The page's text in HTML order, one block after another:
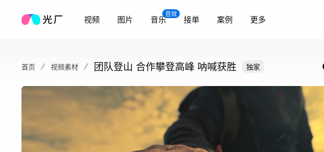
视频 图片
音效
音乐 接单 案例 更多
首页 视频素材 团队登山 合作攀登高峰 呐喊获胜 独家